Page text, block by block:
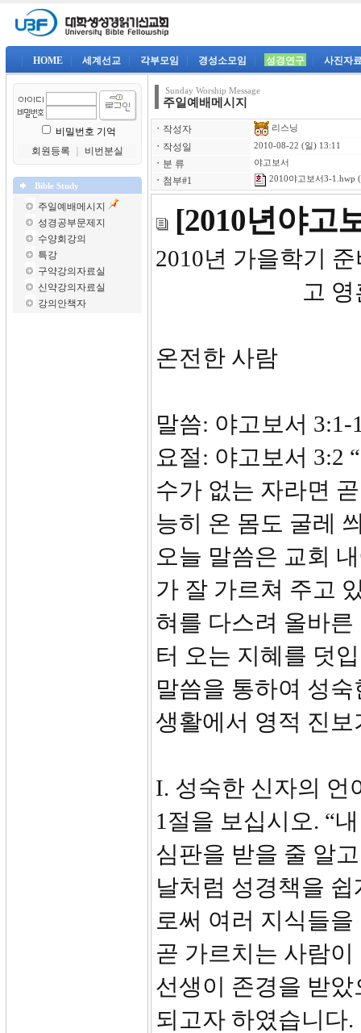
HOME 세계선교 각부모임 경성소모임 성경연구 사진자
비밀번호 기억
회원등록
비번분실
Bible Study
주일예배메시지
성경공부문제지
수양회강의
특강
구약강의자료실
신약강의자료실
강의안책자
Sunday Worship Message
주일예배메시지
ㆍ 작성자 리스닝
ㆍ 작성일 2010-08-22 (일) 13:11
ㆍ 분 류 야고보서
ㆍ 첨부#1 2010야고보서3-1.hwp
[2010년야고
2010년 가을학
고 영
온전한 사람
말씀: 야고보서
요절: 야고보서 3:2
수가 없는
능히 온
오늘 말씀은 교회
가 잘 가르쳐 주고
혀를 다스려 올바
터 오는 지혜를 덧
말씀을 통하여 성
생활에서 영적 진
I. 성숙한 신자의 언
1절을 보십시오. “
심판을 받을 줄 알
날처럼 성경책을
로써 여러 지식들
곧 가르치는 사람
선생이 존경을 받
되고자 하였습니다